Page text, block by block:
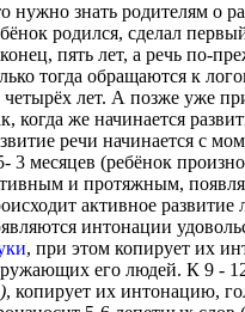
нужно знать родителям о
родился, сделал
пять лет, а речь по-
тогда обращаются к
четырёх лет. А позже уже
когда же начинается
речи начинается с
3 месяцев (ребёнок
и протяжным,
активное развитие
интонации
, при этом копирует их
его людей. К 9 -
, копирует их интонацию,